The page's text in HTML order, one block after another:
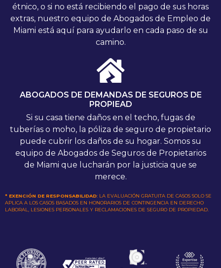
étnico, o si no está recibiendo el pago de sus horas
extras, nuestro equipo de Abogados de Empleo de
Miami está aquí para ayudarlo en cada paso de su
camino.
ABOGADOS DE DEMANDAS DE SEGUROS DE
PROPIEAD
Si su casa tiene daños en el techo, fugas de
tuberías o moho, la póliza de seguro de propietario
puede cubrir los daños de su hogar. Somos su
equipo de Abogados de Seguros de Propietarios
de Miami que lucharán por la justicia que se
merece.
* EXENCIÓN DE RESPONSABILIDAD: LA EVALUACIÓN GRATUITA DE CASOS SOLO SE
APLICA A LOS CASOS BASADOS EN HONORARIOS DE CONTINGENCIA EN DERECHO
LABORAL, LESIONES PERSONALES Y RECLAMACIONES DE SEGURO DE PROPIEDAD.